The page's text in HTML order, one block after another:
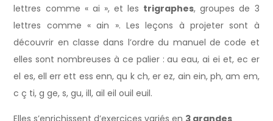
lettres comme « ai », et les trigraphes, groupes de 3
lettres comme « ain ». Les leçons à projeter sont à
découvrir en classe dans l’ordre du manuel de code et
elles sont nombreuses à ce palier : au eau, ai ei et, ec er
el es, ell err ett ess enn, qu k ch, er ez, ain ein, ph, am em,
c ç ti, g ge, s, gu, ill, ail eil ouil euil.
Elles s’enrichissent d’exercices variés en 3 grandes